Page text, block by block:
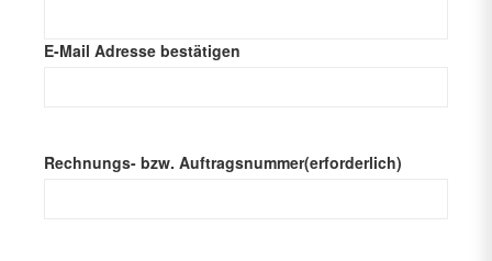
E-Mail Adresse bestätigen
Rechnungs- bzw. Auftragsnummer(erforderlich)